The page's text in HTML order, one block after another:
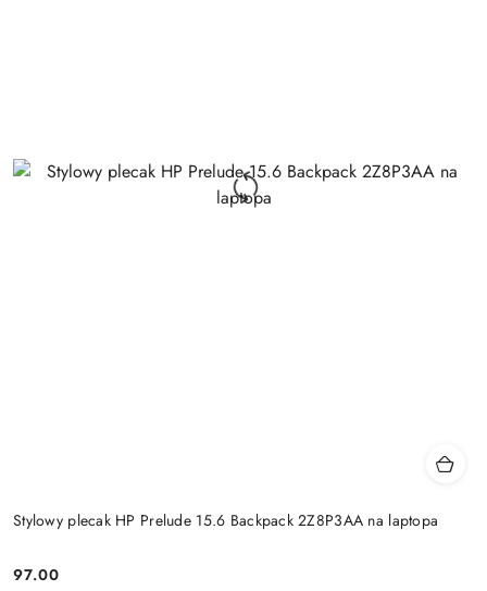
Stylowy plecak HP Prelude 15.6 Backpack 2Z8P3AA na laptopa
97.00